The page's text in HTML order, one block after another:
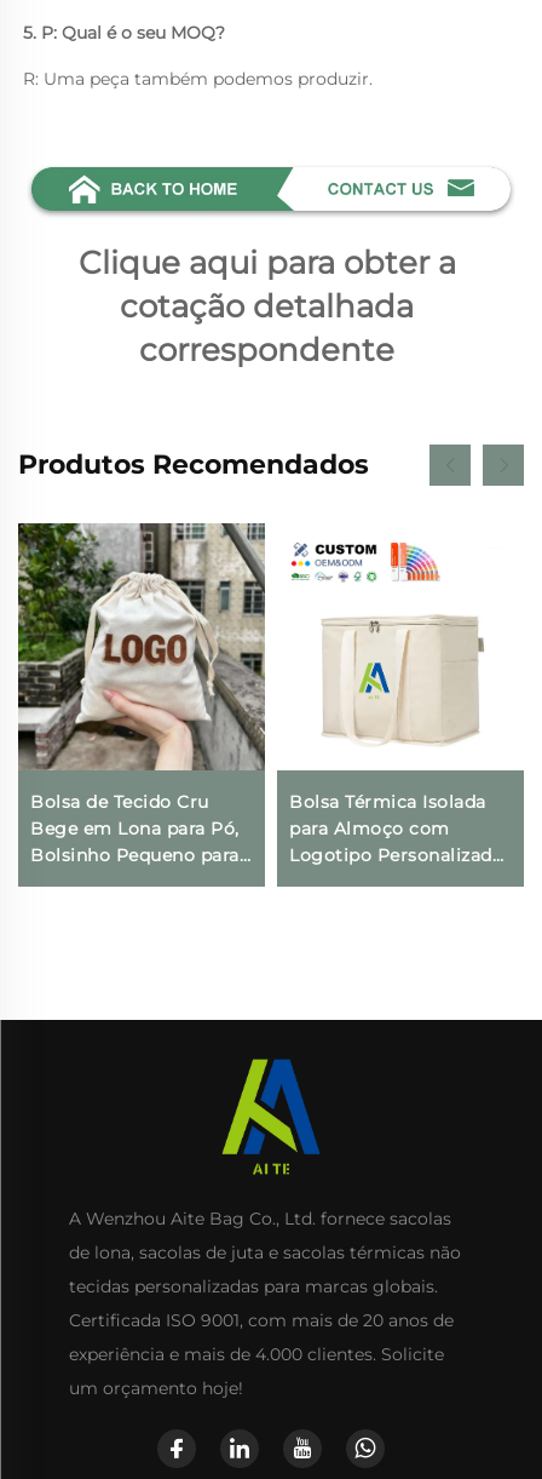
5. P: Qual é o seu MOQ?
R: Uma peça também podemos produzir.
Clique aqui para obter a
cotação detalhada
correspondente
Produtos Recomendados
Bolsa de Tecido Cru
Bege em Lona para Pó,
Bolsinho Pequeno para
Bolsa Térmica Isolada
para Almoço com
Logotipo Personalizado,
Térmica, Dobrável, para
A Wenzhou Aite Bag Co., Ltd. fornece sacolas
de lona, sacolas de juta e sacolas térmicas não
tecidas personalizadas para marcas globais.
Certificada ISO 9001, com mais de 20 anos de
experiência e mais de 4.000 clientes. Solicite
um orçamento hoje!